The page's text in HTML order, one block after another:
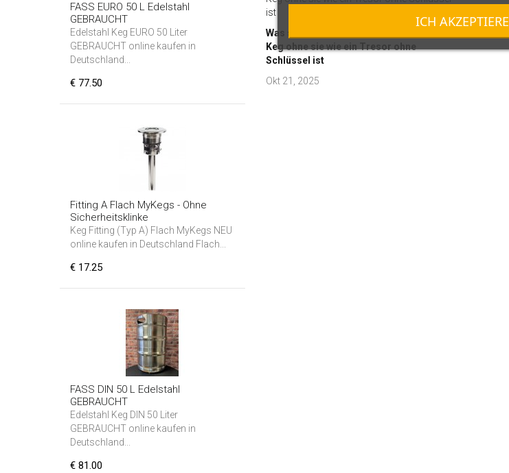
FASS EURO 50 L Edelstahl
GEBRAUCHT
Edelstahl Keg EURO 50 Liter
GEBRAUCHT online kaufen in
Deutschland...
€ 77.50
Fitting A Flach MyKegs - Ohne
Sicherheitsklinke
Keg Fitting (Typ A) Flach MyKegs NEU
online kaufen in Deutschland Flach...
€ 17.25
FASS DIN 50 L Edelstahl
GEBRAUCHT
Edelstahl Keg DIN 50 Liter
GEBRAUCHT online kaufen in
Deutschland...
€ 81.00
Was sind Keg-Fittings – und warum ein
Keg ohne sie wie ein Tresor ohne
Schlüssel ist
Okt 21, 2025
ICH AKZEPTIERE